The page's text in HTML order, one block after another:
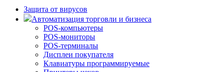
Защита от вирусов
Автоматизация торговли и бизнеса
POS-компьютеры
POS-мониторы
POS-терминалы
Дисплеи покупателя
Клавиатуры программируемые